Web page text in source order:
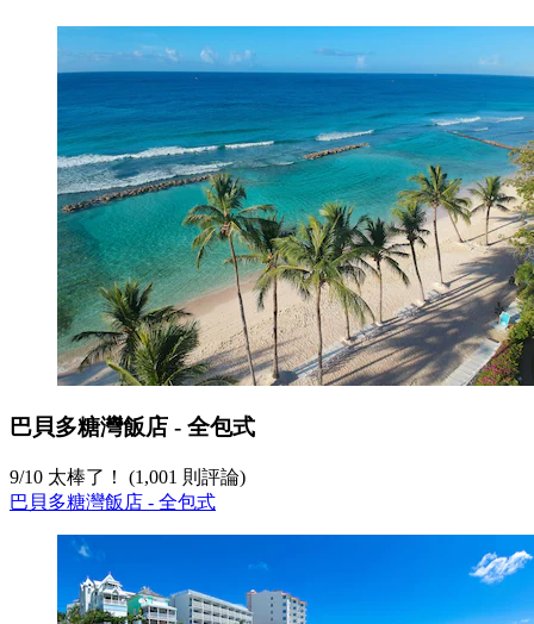
巴貝多糖灣飯店 - 全包式
9/10 太棒了！ (1,001 則評論)
巴貝多糖灣飯店 - 全包式